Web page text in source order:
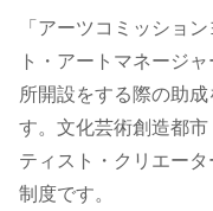
「アーツコミッショ
ト・アートマネージ
所開設をする際の助
す。文化芸術創造都
ティスト・クリエー
制度です。